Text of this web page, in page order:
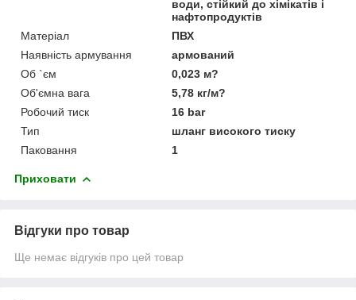
води, стійкий до хімікатів і
нафтопродуктів
Матеріал
ПВХ
Наявність армування
армований
Об `єм
0,023 м?
Об'ємна вага
5,78 кг/м?
Робочий тиск
16 bar
Тип
шланг високого тиску
Паковання
1
Приховати
Відгуки про товар
Ще немає відгуків про цей товар